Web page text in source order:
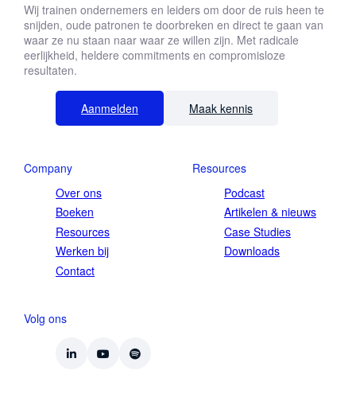
Wij trainen ondernemers en leiders om door de ruis heen te
snijden, oude patronen te doorbreken en direct te gaan van
waar ze nu staan naar waar ze willen zijn. Met radicale
eerlijkheid, heldere commitments en compromisloze
resultaten.
Aanmelden Maak kennis
Company
Over ons
Boeken
Resources
Werken bij
Contact
Resources
Podcast
Artikelen & nieuws
Case Studies
Downloads
Volg ons